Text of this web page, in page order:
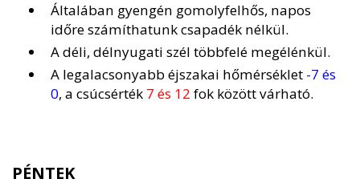
Általában gyengén gomolyfelhős, napos
időre számíthatunk csapadék nélkül.
A déli, délnyugati szél többfelé megélénkül.
A legalacsonyabb éjszakai hőmérséklet -7 és
0, a csúcsérték 7 és 12 fok között várható.
PÉNTEK